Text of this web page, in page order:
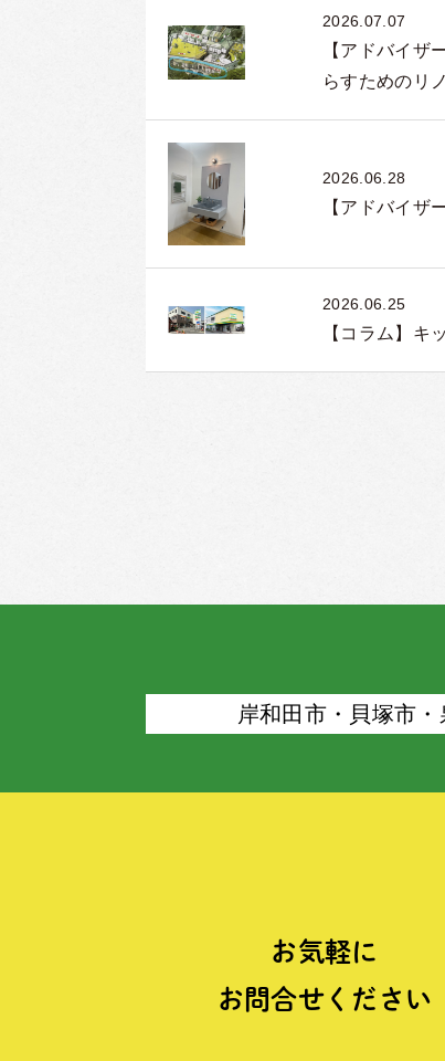
2026.07.07
【アドバイザ
らすためのリ
2026.06.28
【アドバイザ
2026.06.25
【コラム】キ
岸和⽥市・⾙塚市
お気軽に
お問合せください